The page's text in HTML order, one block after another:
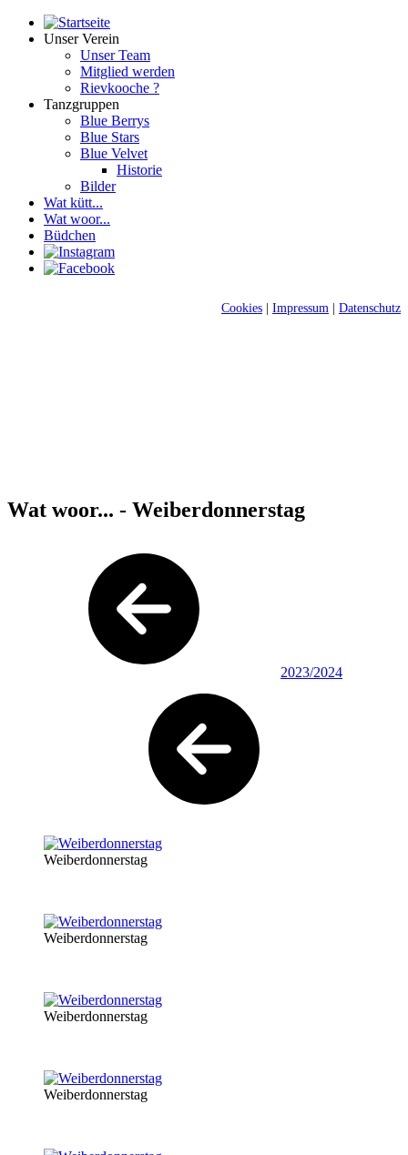
Unser Verein
Unser Team
Mitglied werden
Rievkooche ?
Tanzgruppen
Blue Berrys
Blue Stars
Blue Velvet
Historie
Bilder
Wat kütt...
Wat woor...
Büdchen
Cookies Impressum Datenschutz
Wat woor... - Weiberdonnerstag
2023/2024
Weiberdonnerstag
Weiberdonnerstag
Weiberdonnerstag
Weiberdonnerstag